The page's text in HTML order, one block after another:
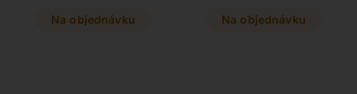
ostrůvku. Vyberte si z
Na objednávku
různých velikostí a
Na objednávku